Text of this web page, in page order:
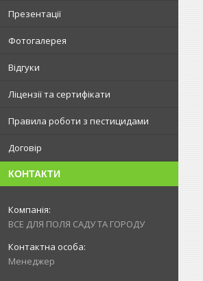
Презентації
Фотогалерея
Відгуки
Ліцензії та сертифікати
Правила роботи з пестицидами
Договір
КОНТАКТИ
ВСЕ ДЛЯ ПОЛЯ САДУ ТА ГОРОДУ
Менеджер